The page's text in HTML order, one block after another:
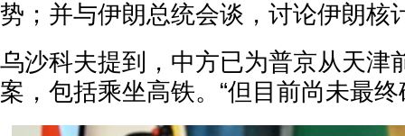
势；并与伊朗总统会谈，讨论伊朗核
乌沙科夫提到，中方已为普京从天津
案，包括乘坐高铁。“但目前尚未最终